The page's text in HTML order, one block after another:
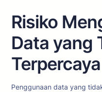
Risiko
Data yang
Terpercaya
Penggunaan data yang